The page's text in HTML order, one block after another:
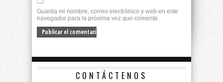
Guarda mi nombre, correo electrónico y web en este
navegador para la próxima vez que comente.
CONTÁCTENOS